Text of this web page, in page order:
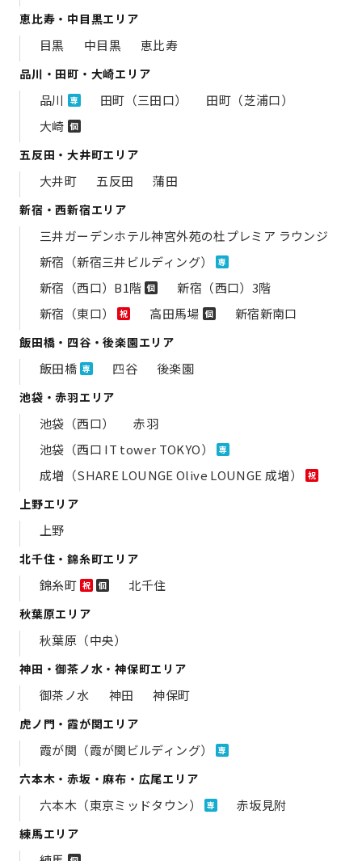
恵比寿・中目黒エリア
目黒 中目黒 恵比寿
品川・田町・大崎エリア
品川 専 田町（三田口）
田町（芝浦口）
大崎 個
五反田・大井町エリア
大井町 五反田 蒲田
新宿・西新宿エリア
三井ガーデンホテル神宮外苑の​杜プレミア ラウンジ
新宿（新宿三井ビルディング）
専
新宿（西口）B1階 個
新宿（西口）3階
新宿（東口）
祝 高田馬場 個 新宿新南口
飯田橋・四谷・後楽園エリア
飯田橋 専 四谷 後楽園
池袋・赤羽エリア
池袋（西口）
赤羽
池袋（西口 IT tower TOKYO）
専
成増（SHARE LOUNGE Olive LOUNGE 成増） 祝
上野エリア
上野
北千住・錦糸町エリア
錦糸町 祝 個 北千住
秋葉原エリア
秋葉原（中央）
神田・御茶ノ水・神保町エリア
御茶ノ水 神田 神保町
虎ノ門・霞が関エリア
霞が関（霞が関ビルディング） 専
六本木・赤坂・麻布・広尾エリア
六本木（東京ミッドタウン） 専 赤坂見附
練馬エリア